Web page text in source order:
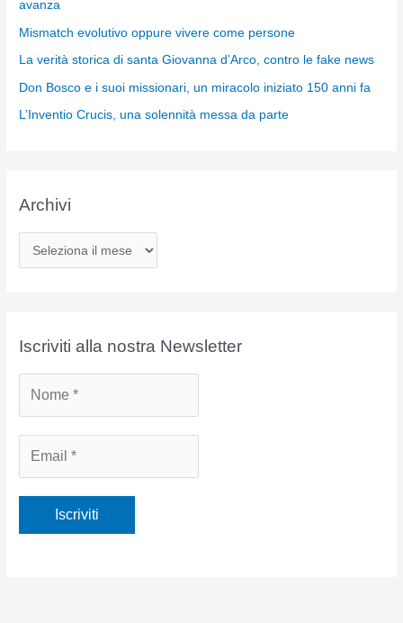
avanza
Mismatch evolutivo oppure vivere come persone
La verità storica di santa Giovanna d’Arco, contro le fake news
Don Bosco e i suoi missionari, un miracolo iniziato 150 anni fa
L’Inventio Crucis, una solennità messa da parte
Archivi
r
iIscriviti alla nostra Newsletter